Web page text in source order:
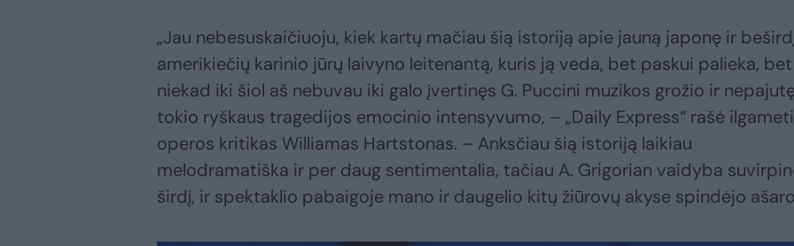
„Jau nebesuskaičiuoju, kiek kartų mačiau šią istoriją apie jauną japonę ir
amerikiečių karinio jūrų laivyno leitenantą, kuris ją veda, bet paskui palieka, bet
niekad iki šiol aš nebuvau iki galo įvertinęs G. Puccini muzikos grožio ir
tokio ryškaus tragedijos emocinio intensyvumo, – „Daily Express“ rašė
operos kritikas Williamas Hartstonas. – Anksčiau šią istoriją laikiau
melodramatiška ir per daug sentimentalia, tačiau A. Grigorian vaidyba
širdį, ir spektaklio pabaigoje mano ir daugelio kitų žiūrovų akyse spindėjo